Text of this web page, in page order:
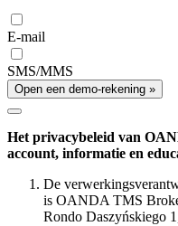
E-mail
SMS/MMS
Open een demo-rekening »
Het privacybeleid van
account, informatie en
De
is OANDA TMS
Rondo Daszyńskiego